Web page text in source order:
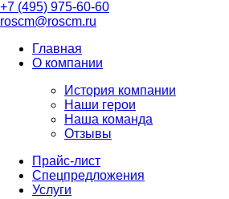
+7 (495) 975-60-60
roscm@roscm.ru
Главная
О компании
История компании
Наши герои
Наша команда
Отзывы
Прайс-лист
Спецпредложения
Услуги